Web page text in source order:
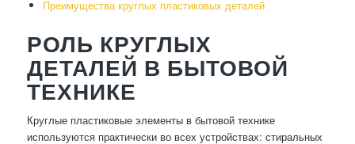
Преимущества круглых пластиковых деталей
РОЛЬ КРУГЛЫХ
ДЕТАЛЕЙ В БЫТОВОЙ
ТЕХНИКЕ
Круглые пластиковые элементы в бытовой технике
используются практически во всех устройствах: стиральных